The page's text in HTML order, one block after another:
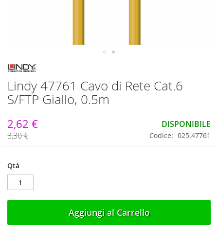
Vai
all'inizio
della
galleria
di
Lindy 47761 Cavo di Rete Cat.6
S/FTP Giallo, 0.5m
2,62 €
3,30 €
DISPONIBILE
Codice 025.47761
Qtà
Aggiungi al Carrello